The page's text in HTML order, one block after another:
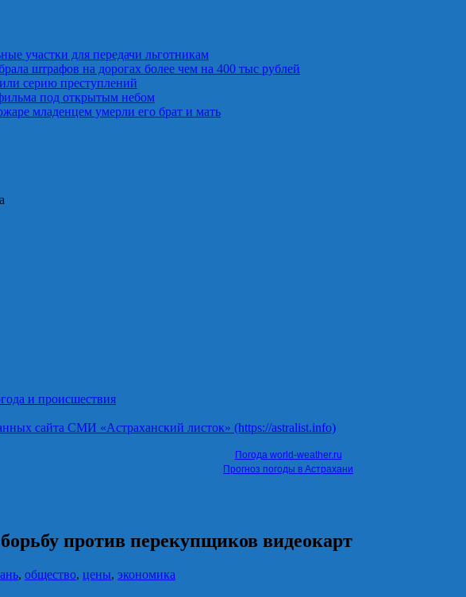
участки для передачи льготникам
штрафов на дорогах более чем на 400 тыс рублей
серию преступлений
под открытым небом
младенцем умерли его брат и мать
и происшествия
сайта СМИ «Астраханский листок» (https://astralist.info)
Погода world-weather.ru
Прогноз погоды в Астрахани
против перекупщиков видеокарт
, общество, цены, экономика